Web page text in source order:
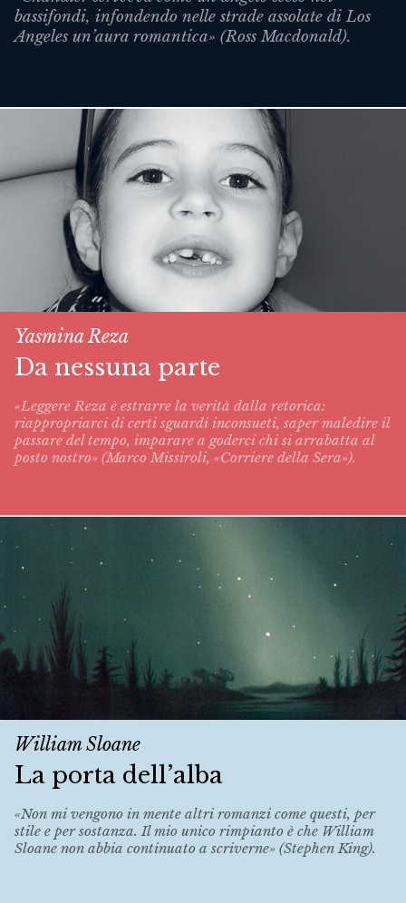
bassifondi, infondendo nelle strade assolate di Los
Angeles un’aura romantica» (Ross Macdonald).
Yasmina Reza
Da nessuna parte
«Leggere Reza è estrarre la verità dalla retorica:
riappropriarci di certi sguardi inconsueti, saper maledire il
passare del tempo, imparare a goderci chi si arrabatta al
posto nostro» (Marco Missiroli, «Corriere della Sera»).
William Sloane
La porta dell’alba
«Non mi vengono in mente altri romanzi come questi, per
stile e per sostanza. Il mio unico rimpianto è che William
Sloane non abbia continuato a scriverne» (Stephen King).